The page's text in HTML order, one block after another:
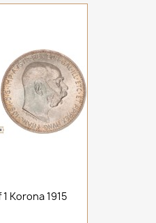
Korona 1915